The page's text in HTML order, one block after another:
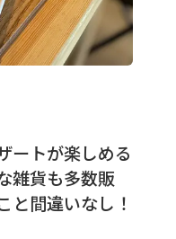
ートが楽しめる
雑貨も多数販
と間違いなし！